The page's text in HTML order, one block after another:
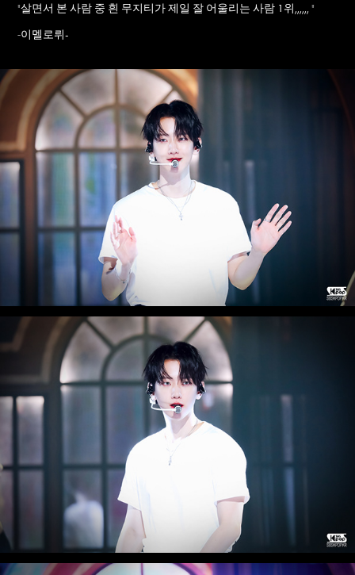
"살면서 본 사람 중 흰 무지티가 제일 잘 어울리는 사람 1위,,,,,, "
-이멜로뤼-